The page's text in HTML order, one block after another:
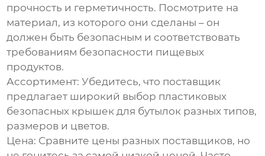
прочность и герметичность. Посмотрите на
материал, из которого они сделаны – он
должен быть безопасным и соответствовать
требованиям безопасности пищевых
продуктов.
Ассортимент: Убедитесь, что поставщик
предлагает широкий выбор пластиковых
безопасных крышек для бутылок разных типов,
размеров и цветов.
Цена: Сравните цены разных поставщиков, но